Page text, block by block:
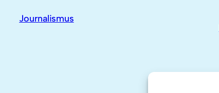
Journalismus